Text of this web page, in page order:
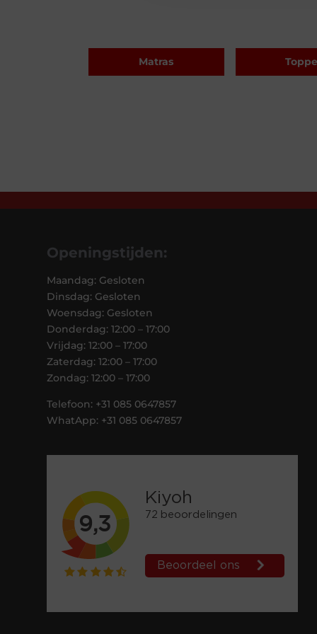
Matras
Openingstijden:
Maandag: Gesloten
Dinsdag: Gesloten
Woensdag: Gesloten
Donderdag: 12:00 – 17:00
Vrijdag: 12:00 – 17:00
Zaterdag: 12:00 – 17:00
Zondag: 12:00 – 17:00
Telefoon: +31 085 0647857
WhatApp: +31 085 0647857